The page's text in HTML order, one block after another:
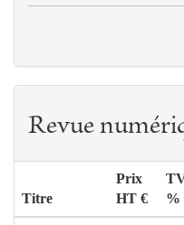
Revue
Titre
Prix
HT €
%